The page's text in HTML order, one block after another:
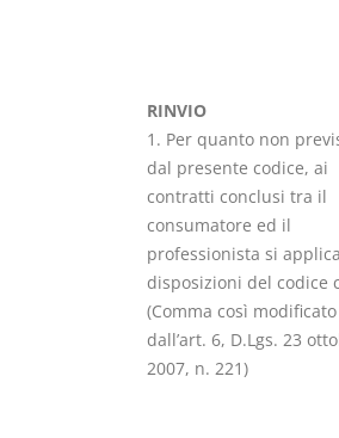
RINVIO
1. Per quanto non
dal presente codice, ai
contratti conclusi tra il
consumatore ed il
professionista si
disposizioni del codice
(Comma così modificato
dall’art. 6, D.Lgs. 23
2007, n. 221)
I Vincoli
D. Minussi
Versione
(iva incl.)